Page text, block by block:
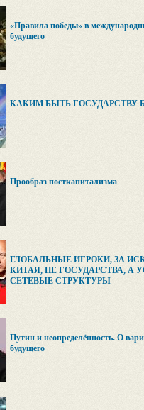
«Правила победы» в
будущего
КАКИМ БЫТЬ ГОСУДАРСТВУ
Прообраз посткапитализма
ГЛОБАЛЬНЫЕ ИГРОКИ, ЗА
КИТАЯ, НЕ ГОСУДАРСТВА, А
СЕТЕВЫЕ СТРУКТУРЫ
Путин и неопределённость. О
будущего